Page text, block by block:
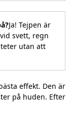
Ja! Tejpen är
svett, regn
utan att
effekt. Den är
på huden. Efter